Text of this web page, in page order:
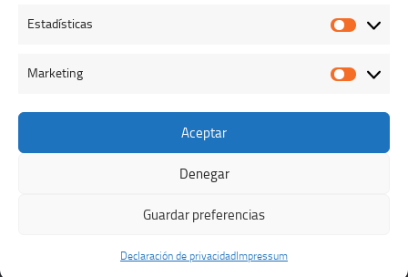
Estadísticas
Marketing
Aceptar
Denegar
Guardar preferencias
Declaración de privacidad Impressum
Colegio Oficial de Veterinarios de Cáceres © 2026. Todos los